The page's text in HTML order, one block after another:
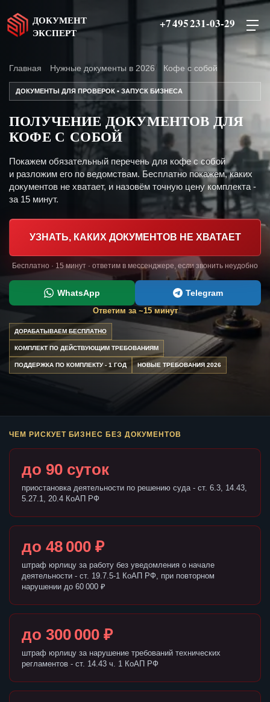
ДОКУМЕНТ
ЭКСПЕРТ
+7 495 231-03-29
Главная Нужные документы в 2026 Кофе с собой
ДОКУМЕНТЫ ДЛЯ ПРОВЕРОК • ЗАПУСК БИЗНЕСА
ПОЛУЧЕНИЕ ДОКУМЕНТОВ ДЛЯ
КОФЕ С СОБОЙ
Покажем обязательный перечень для кофе с собой
и разложим его по ведомствам. Бесплатно покажем, каких
документов не хватает, и назовём точную цену комплекта -
за 15 минут.
УЗНАТЬ, КАКИХ ДОКУМЕНТОВ НЕ ХВАТАЕТ
Бесплатно · 15 минут · ответим в мессенджере, если звонить неудобно
WhatsApp Telegram
Ответим за ~15 минут
ДОРАБАТЫВАЕМ БЕСПЛАТНО
КОМПЛЕКТ ПО ДЕЙСТВУЮЩИМ ТРЕБОВАНИЯМ
ПОДДЕРЖКА ПО КОМПЛЕКТУ - 1 ГОД НОВЫЕ ТРЕБОВАНИЯ 2026
ЧЕМ РИСКУЕТ БИЗНЕС БЕЗ ДОКУМЕНТОВ
до 90 суток
приостановка деятельности по решению суда - ст. 6.3, 14.43,
5.27.1, 20.4 КоАП РФ
до 48 000 ₽
штраф юрлицу за работу без уведомления о начале
деятельности - ст. 19.7.5-1 КоАП РФ, при повторном
нарушении до 60 000 ₽
до 300 000 ₽
штраф юрлицу за нарушение требований технических
регламентов - ст. 14.43 ч. 1 КоАП РФ